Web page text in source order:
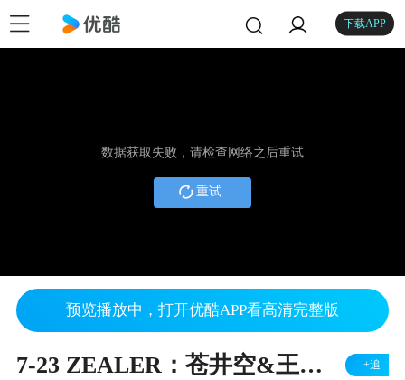
下载APP
数据获取失败，请检查网络之后重试
重试
预览播放中，打开优酷APP看高清完整版
7-23 ZEALER：苍井空&王自如的跨界测评 +追